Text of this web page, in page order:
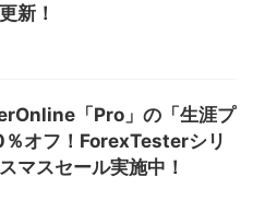
新！
「Pro」の「生涯プ
オフ！ForexTesterシリ
マスセール実施中！